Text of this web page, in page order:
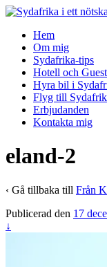
↓
Main
Content
Hem
Om mig
Sydafrika-tips
Hotell och
Hyra bil i
Flyg till
Erbjudanden
Kontakta mig
eland-2
‹ Gå tillbaka till Från
Publicerad den 17
↓